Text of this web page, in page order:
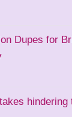
Dupes for
hindering